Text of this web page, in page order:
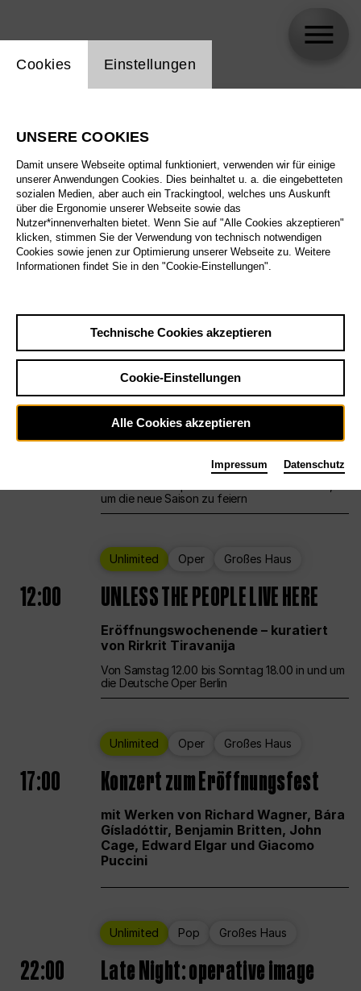
Alle Sparten
Alle Spielstätten
Alle Merkmale
Sa29.8.
Großes Haus
12:00 Eröffnungswochenende
um die neue Saison zu feiern
Unlimited Oper Großes Haus
12:00 UNLESS THE PEOPLE LIVE HERE
Eröffnungswochenende – kuratiert
von Rirkrit Tiravanija
Von Samstag 12.00 bis Sonntag 18.00 in und um
die Deutsche Oper Berlin
Unlimited Oper Großes Haus
17:00 Konzert zum Eröffnungsfest
mit Werken von Richard Wagner, Bára
Gísladóttir, Benjamin Britten, John
Cage, Edward Elgar und Giacomo
Puccini
Unlimited Pop Großes Haus
22:00 Late Night: operative image
Einstellung Website Cookie
Cookies Einstellungen
UNSERE COOKIES
Damit unsere Webseite optimal funktioniert, verwenden wir für einige
unserer Anwendungen Cookies. Dies beinhaltet u. a. die eingebetteten
sozialen Medien, aber auch ein Trackingtool, welches uns Auskunft
über die Ergonomie unserer Webseite sowie das
Nutzer*innenverhalten bietet. Wenn Sie auf "Alle Cookies akzeptieren"
klicken, stimmen Sie der Verwendung von technisch notwendigen
Cookies sowie jenen zur Optimierung unserer Webseite zu. Weitere
Informationen findet Sie in den "Cookie-Einstellungen".
Technische Cookies akzeptieren
Cookie-Einstellungen
Alle Cookies akzeptieren
Impressum Datenschutz